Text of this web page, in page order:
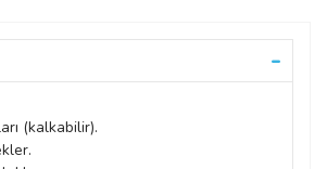
(kalkabilir).